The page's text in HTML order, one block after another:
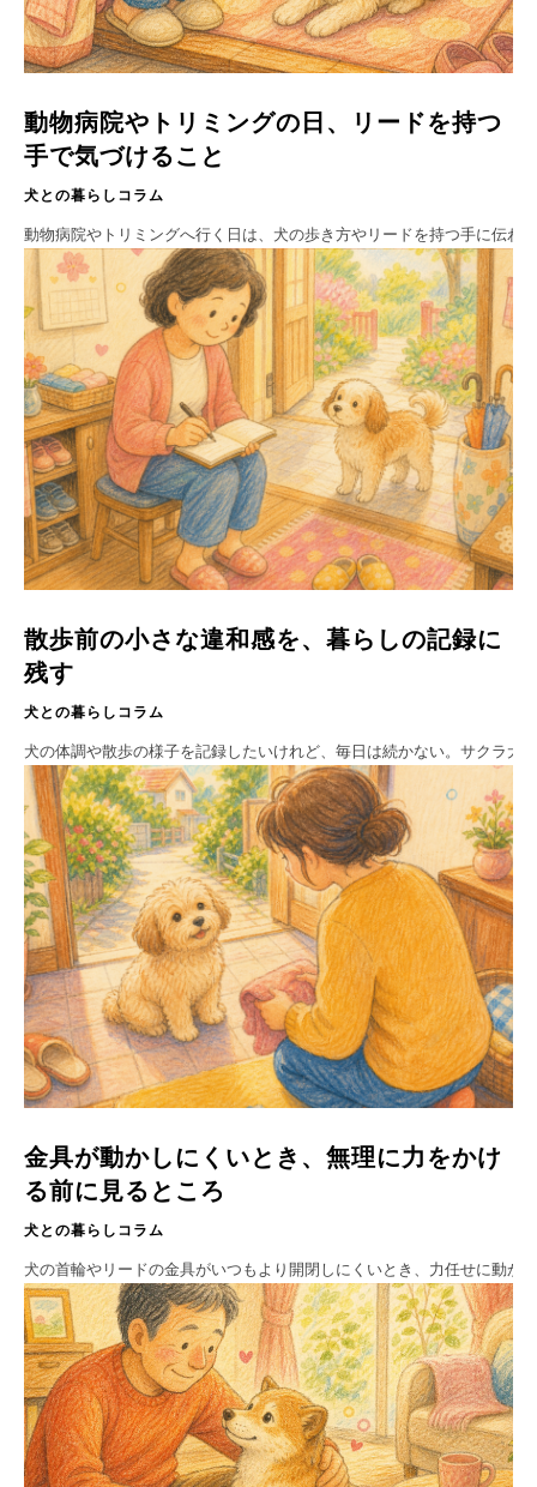
動物病院やトリミングの日、リードを持つ
手で気づけること
犬との暮らしコラム
動物病院やトリミングへ行く日は、犬の歩き方やリードを持つ手に伝
散歩前の小さな違和感を、暮らしの記録に
残す
犬との暮らしコラム
犬の体調や散歩の様子を記録したいけれど、毎日は続かない。サクラ
金具が動かしにくいとき、無理に力をかけ
る前に見るところ
犬との暮らしコラム
犬の首輪やリードの金具がいつもより開閉しにくいとき、力任せに動